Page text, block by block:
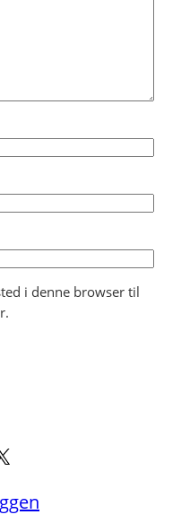
i denne browser til